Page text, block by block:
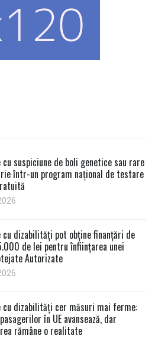
cu suspiciune de boli genetice sau rare
într-un program național de testare
cu dizabilități pot obține finanțări de
de lei pentru înființarea unei
Autorizate
cu dizabilități cer măsuri mai ferme:
în UE avansează, dar
rămâne o realitate